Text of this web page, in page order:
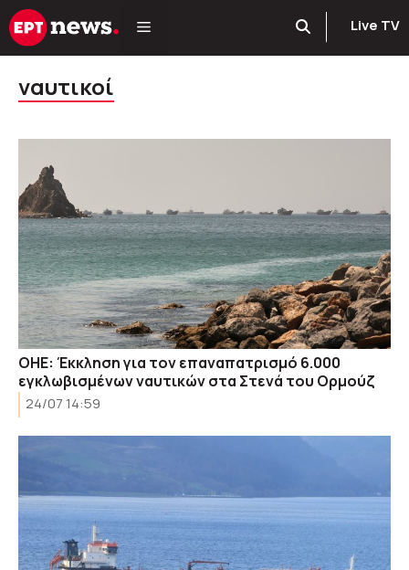
Μετάβαση
σε
Live TV
ναυτικοί
ΟΗΕ: Έκκληση για τον επαναπατρισμό 6.000
εγκλωβισμένων ναυτικών στα Στενά του Ορμούζ
24/07 14:59